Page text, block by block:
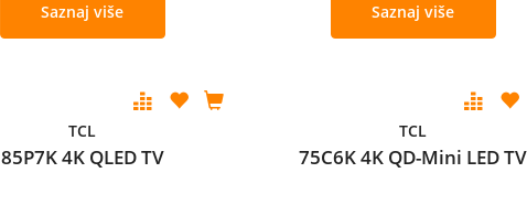
Saznaj više Saznaj više
TCL
85P7K 4K QLED TV
TCL
75C6K 4K QD-Mini LED TV